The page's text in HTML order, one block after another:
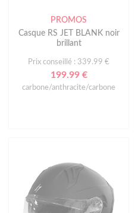
PROMOS
Casque RS JET BLANK noir
brillant
Prix conseillé : 339.99 €
199.99 €
carbone/anthracite/carbone